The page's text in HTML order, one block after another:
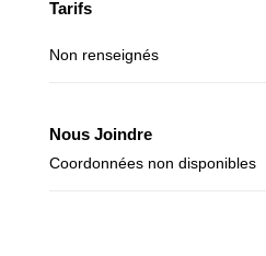
Tarifs
Non renseignés
Nous Joindre
Coordonnées non disponibles